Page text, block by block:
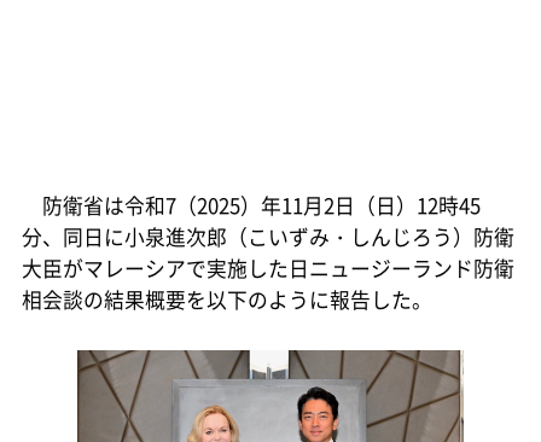
防衛省は令和7（2025）年11月2日（日）12時45
分、同日に小泉進次郎（こいずみ・しんじろう）防衛
大臣がマレーシアで実施した日ニュージーランド防衛
相会談の結果概要を以下のように報告した。